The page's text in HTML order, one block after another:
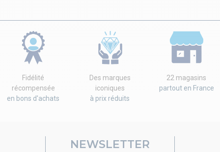
Fidélité
récompensée
en bons d'achats
Des marques
iconiques
à prix réduits
22 magasins
partout en France
NEWSLETTER